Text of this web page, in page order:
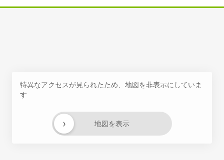
特異なアクセスが見られたため、地図を非表示にしていま
す
地図を表示
›